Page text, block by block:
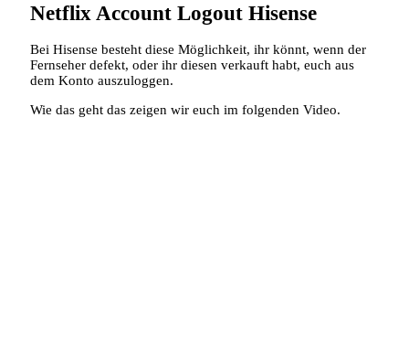
Netflix Account Logout Hisense
Bei Hisense besteht diese Möglichkeit, ihr könnt, wenn der
Fernseher defekt, oder ihr diesen verkauft habt, euch aus
dem Konto auszuloggen.
Wie das geht das zeigen wir euch im folgenden Video.